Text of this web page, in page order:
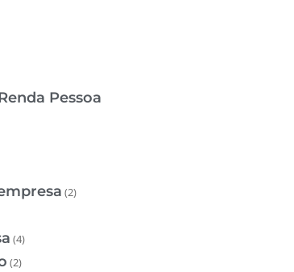
Pessoa
(2)
(4)
(2)